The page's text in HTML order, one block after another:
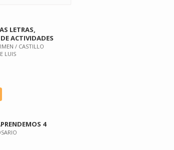
LETRAS,
ACTIVIDADES
/ CASTILLO
LUIS
4